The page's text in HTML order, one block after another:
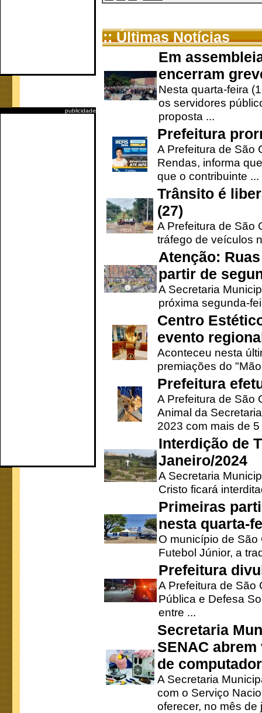
publicidade
:: Últimas Notícias
Em
encerram
Nesta quarta-feira
os servidores
proposta ...
Prefeitura
A Prefeitura de São
Rendas, informa
que o contribuinte ...
Trânsito é
(27)
A Prefeitura de São
tráfego de veículos
Atenção:
partir de
A Secretaria
próxima segunda-
Centro
evento
Aconteceu nesta
premiações do
Prefeitura
A Prefeitura de São
Animal da
2023 com mais de 5
Interdição de
Janeiro/2024
A Secretaria
Cristo ficará
Primeiras
nesta quarta-
O município de
Futebol Júnior, a
Prefeitura
A Prefeitura de São
Pública e Defesa
entre ...
Secretaria
SENAC
de
A Secretaria
com o Serviço
oferecer, no mês de